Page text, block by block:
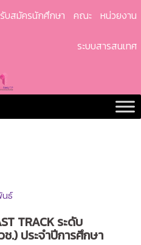
บสมัครนักศึกษา คณะ หน่วยงาน
ระบบสารสนเทศ
นธ์
TRACK ระดับ
.) ประจำปีการศึกษา